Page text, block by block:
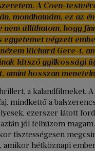
A Coen-
mondhatnám, ez az
nem állíthatom, hogy
végzett
Richard Gere-t,
látszó gyilkossági
hosszan
a kalandfilmeket.
mindkettő a
ezerszer látott
jól felhúzom
tisztességesen
amikor hétköznapi